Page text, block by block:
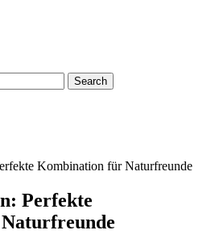
Search
Kombination für Naturfreunde
Perfekte